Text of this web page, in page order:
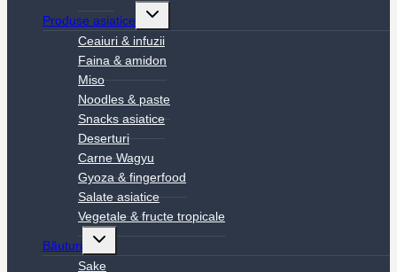
Produse asiatice
Toggle
menu
Ceaiuri & infuzii
Faina & amidon
Miso
Noodles & paste
Snacks asiatice
Deserturi
Carne Wagyu
Gyoza & fingerfood
Salate asiatice
Vegetale & fructe tropicale
Băuturi
Toggle
menu
Sake